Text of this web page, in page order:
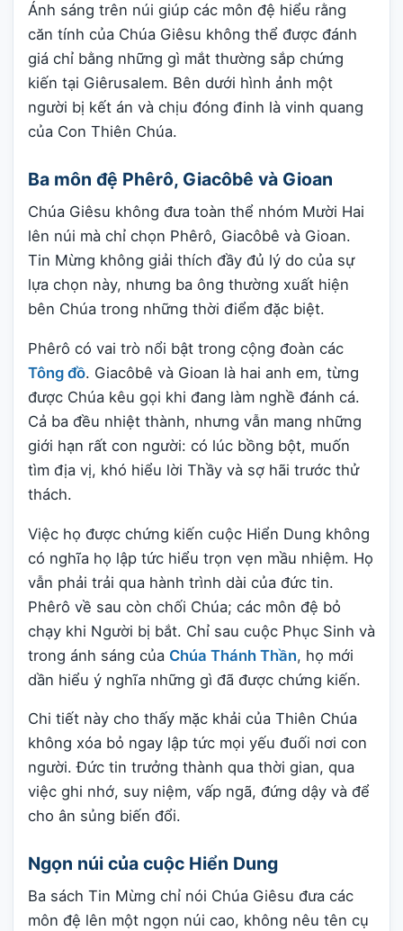
Ánh sáng trên núi giúp các môn đệ hiểu rằng
căn tính của Chúa Giêsu không thể được đánh
giá chỉ bằng những gì mắt thường sắp chứng
kiến tại Giêrusalem. Bên dưới hình ảnh một
người bị kết án và chịu đóng đinh là vinh quang
của Con Thiên Chúa.
Ba môn đệ Phêrô, Giacôbê và Gioan
Chúa Giêsu không đưa toàn thể nhóm Mười Hai
lên núi mà chỉ chọn Phêrô, Giacôbê và Gioan.
Tin Mừng không giải thích đầy đủ lý do của sự
lựa chọn này, nhưng ba ông thường xuất hiện
bên Chúa trong những thời điểm đặc biệt.
Phêrô có vai trò nổi bật trong cộng đoàn các
Tông đồ. Giacôbê và Gioan là hai anh em, từng
được Chúa kêu gọi khi đang làm nghề đánh cá.
Cả ba đều nhiệt thành, nhưng vẫn mang những
giới hạn rất con người: có lúc bồng bột, muốn
tìm địa vị, khó hiểu lời Thầy và sợ hãi trước thử
thách.
Việc họ được chứng kiến cuộc Hiển Dung không
có nghĩa họ lập tức hiểu trọn vẹn mầu nhiệm. Họ
vẫn phải trải qua hành trình dài của đức tin.
Phêrô về sau còn chối Chúa; các môn đệ bỏ
chạy khi Người bị bắt. Chỉ sau cuộc Phục Sinh và
trong ánh sáng của Chúa Thánh Thần, họ mới
dần hiểu ý nghĩa những gì đã được chứng kiến.
Chi tiết này cho thấy mặc khải của Thiên Chúa
không xóa bỏ ngay lập tức mọi yếu đuối nơi con
người. Đức tin trưởng thành qua thời gian, qua
việc ghi nhớ, suy niệm, vấp ngã, đứng dậy và để
cho ân sủng biến đổi.
Ngọn núi của cuộc Hiển Dung
Ba sách Tin Mừng chỉ nói Chúa Giêsu đưa các
môn đệ lên một ngọn núi cao, không nêu tên cụ